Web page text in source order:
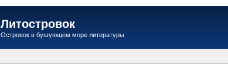
Литостровок
Островок в бушующем море литературы